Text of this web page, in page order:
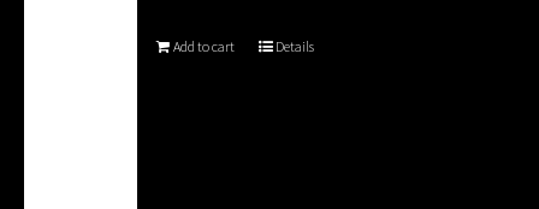
Add to cart Details